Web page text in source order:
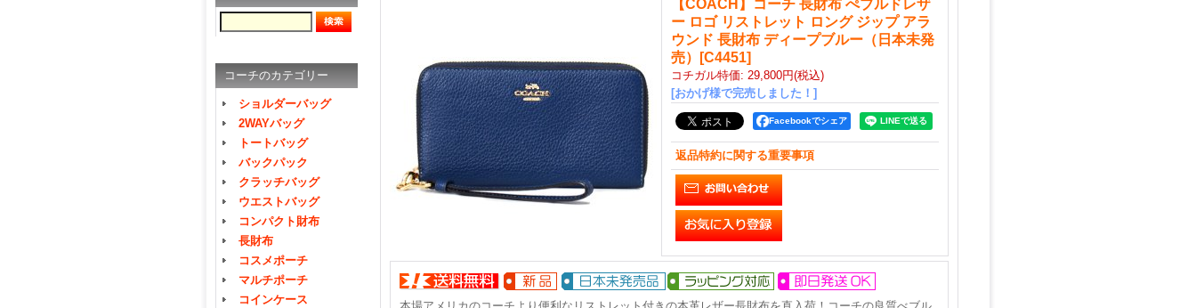
コーチのカテゴリー
ショルダーバッグ
2WAYバッグ
トートバッグ
バックパック
クラッチバッグ
ウエストバッグ
コンパクト財布
長財布
コスメポーチ
マルチポーチ
コインケース
【COACH】コーチ 長財布 ぺブルドレザ
ー ロゴ リストレット ロング ジップ アラ
ウンド 長財布 ディープブルー（日本未発
売）
[C4451]
コチガル特価: 29,800円(税込)
[おかげ様で完売しました！]
Facebookでシェア
返品特約に関する重要事項